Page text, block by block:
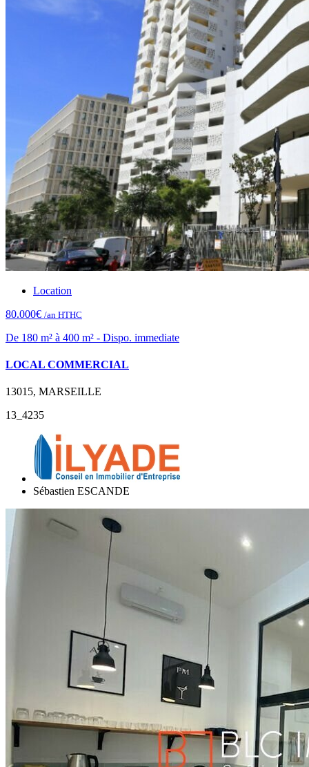
Location
80.000€ /an HTHC
De 180 m² à 400 m² - Dispo. immediate
LOCAL COMMERCIAL
13015, MARSEILLE
13_4235
Sébastien ESCANDE